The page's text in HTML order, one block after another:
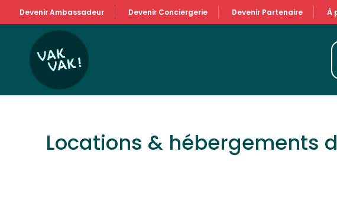
Devenir Ambassadeur Devenir Conciergerie Devenir Partenaire À
Locations & hébergements